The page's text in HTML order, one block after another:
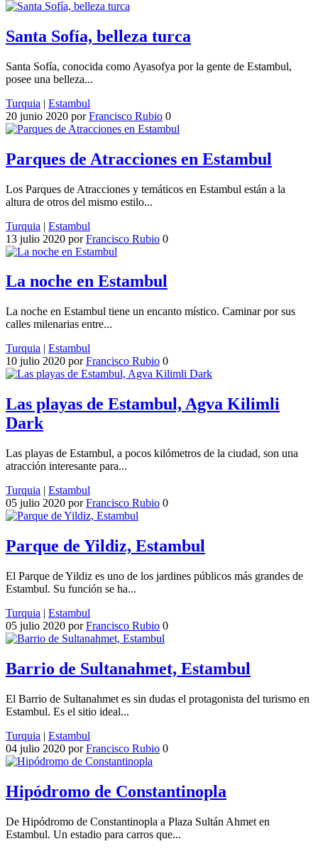
Santa Sofía, belleza turca
Santa Sofía, conocida como Ayasofya por la gente de Estambul,
posee una belleza...
Turquia | Estambul
20 junio 2020 porFrancisco Rubio 0
Parques de Atracciones en Estambul
Los Parques de Atracciones y temáticos en Estambul están a la
altura de otros del mismo estilo...
Turquia | Estambul
13 julio 2020 porFrancisco Rubio 0
La noche en Estambul
La noche en Estambul tiene un encanto místico. Caminar por sus
calles milenarias entre...
Turquia | Estambul
10 julio 2020 porFrancisco Rubio 0
Las playas de Estambul, Agva Kilimli
Dark
Las playas de Estambul, a pocos kilómetros de la ciudad, son una
atracción interesante para...
Turquia | Estambul
05 julio 2020 porFrancisco Rubio 0
Parque de Yildiz, Estambul
El Parque de Yildiz es uno de los jardines públicos más grandes de
Estambul. Su función se ha...
Turquia | Estambul
05 julio 2020 porFrancisco Rubio 0
Barrio de Sultanahmet, Estambul
El Barrio de Sultanahmet es sin dudas el protagonista del turismo en
Estambul. Es el sitio ideal...
Turquia | Estambul
04 julio 2020 porFrancisco Rubio 0
Hipódromo de Constantinopla
De Hipódromo de Constantinopla a Plaza Sultán Ahmet en
Estambul. Un estadio para carros que...